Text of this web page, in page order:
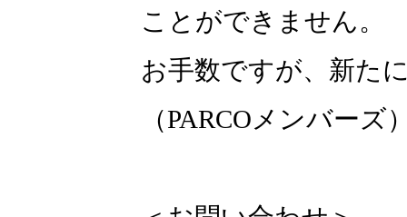
ことができません。
お手数ですが、新た
（PARCOメンバー